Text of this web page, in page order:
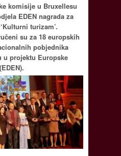
komisije u Bruxellesu
EDEN nagrada za
turizam’.
su za 18 europskih
pobjednika
u projektu Europske